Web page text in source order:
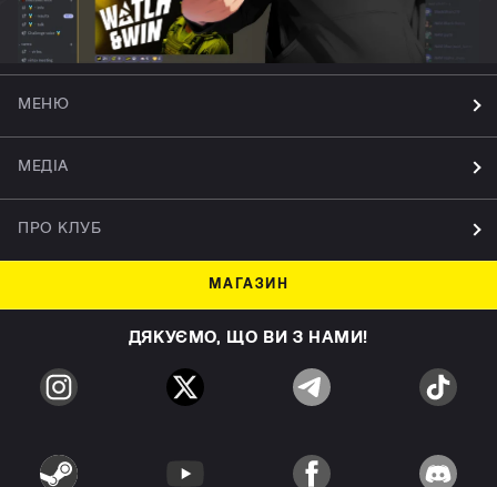
МЕНЮ
МЕДІА
ПРО КЛУБ
МАГАЗИН
ДЯКУЄМО, ЩО ВИ З НАМИ!